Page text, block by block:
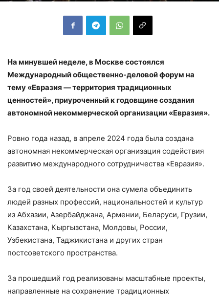
На минувшей неделе, в Москве состоялся
Международный общественно-деловой форум на
тему «Евразия — территория традиционных
ценностей», приуроченный к годовщине создания
автономной некоммерческой организации «Евразия».
Ровно года назад, в апреле 2024 года была создана
автономная некоммерческая организация содействия
развитию международного сотрудничества «Евразия».
За год своей деятельности она сумела объединить
людей разных профессий, национальностей и культур
из Абхазии, Азербайджана, Армении, Беларуси, Грузии,
Казахстана, Кыргызстана, Молдовы, России,
Узбекистана, Таджикистана и других стран
постсоветского пространства.
За прошедший год реализованы масштабные проекты,
направленные на сохранение традиционных